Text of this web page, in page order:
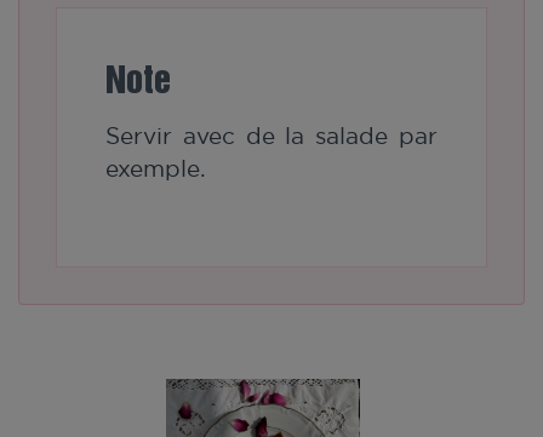
Note
Servir avec de la salade par
exemple.